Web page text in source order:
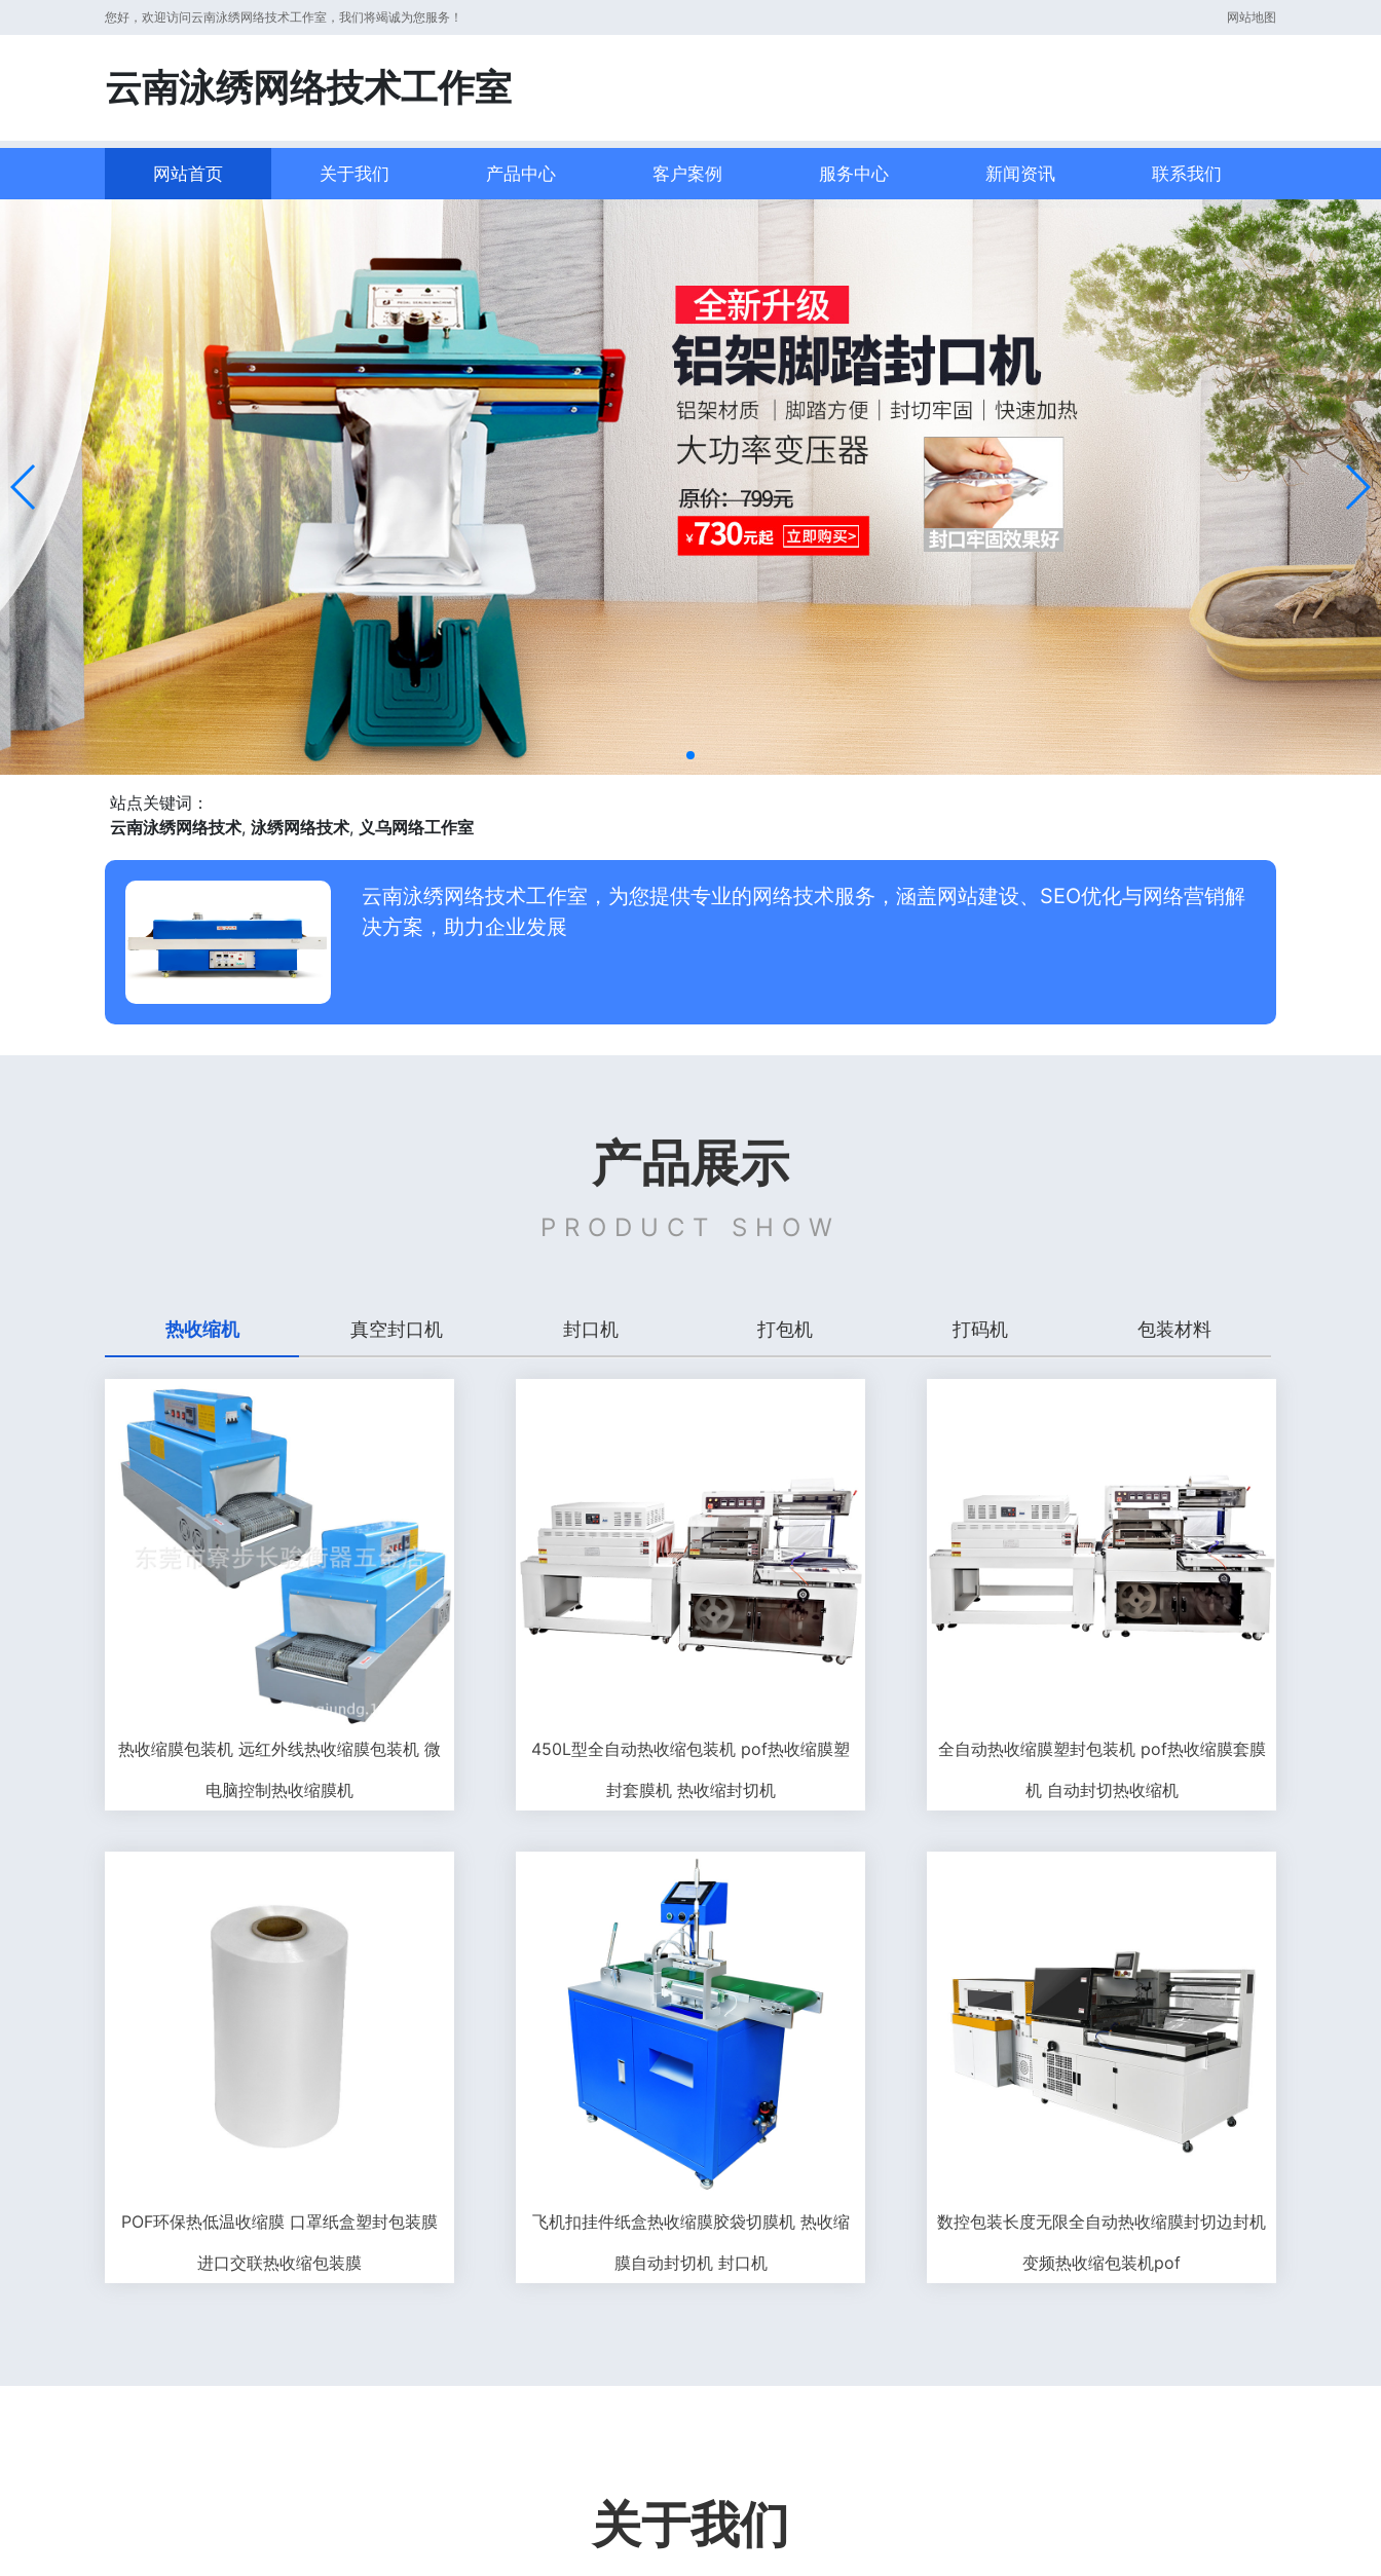
您好，欢迎访问云南泳绣网络技术工作室，我们将竭诚为您服务！ 网站地图
云南泳绣网络技术工作室
网站首页 关于我们 产品中心 客户案例 服务中心 新闻资讯 联系我们
站点关键词：
云南泳绣网络技术, 泳绣网络技术, 义乌网络工作室
云南泳绣网络技术工作室，为您提供专业的网络技术服务，涵盖网站建设、SEO优化与网络营销解
决方案，助力企业发展
产品展示
PRODUCT SHOW
热收缩机 真空封口机 封口机 打包机 打码机 包装材料
热收缩膜包装机 远红外线热收缩膜包装机 微
电脑控制热收缩膜机
450L型全自动热收缩包装机 pof热收缩膜塑
封套膜机 热收缩封切机
全自动热收缩膜塑封包装机 pof热收缩膜套膜
机 自动封切热收缩机
POF环保热低温收缩膜 口罩纸盒塑封包装膜
进口交联热收缩包装膜
飞机扣挂件纸盒热收缩膜胶袋切膜机 热收缩
膜自动封切机 封口机
数控包装长度无限全自动热收缩膜封切边封机
变频热收缩包装机pof
关于我们